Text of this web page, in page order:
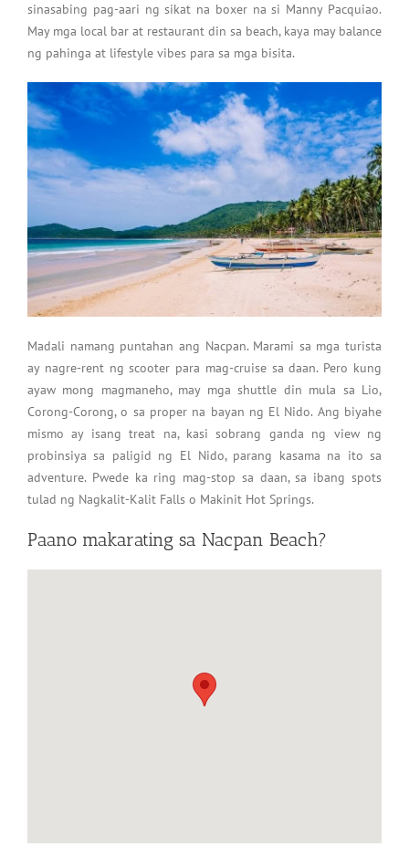
sinasabing pag-aari ng sikat na boxer na si Manny Pacquiao.
May mga local bar at restaurant din sa beach, kaya may balance
ng pahinga at lifestyle vibes para sa mga bisita.
Madali namang puntahan ang Nacpan. Marami sa mga turista
ay nagre-rent ng scooter para mag-cruise sa daan. Pero kung
ayaw mong magmaneho, may mga shuttle din mula sa Lio,
Corong-Corong, o sa proper na bayan ng El Nido. Ang biyahe
mismo ay isang treat na, kasi sobrang ganda ng view ng
probinsiya sa paligid ng El Nido, parang kasama na ito sa
adventure. Pwede ka ring mag-stop sa daan, sa ibang spots
tulad ng Nagkalit-Kalit Falls o Makinit Hot Springs.
Paano makarating sa Nacpan Beach?